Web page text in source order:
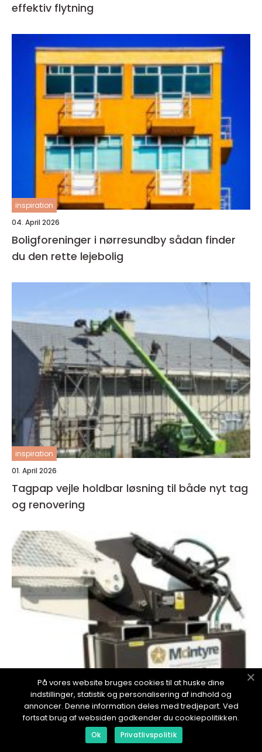
effektiv flytning
inspiration
04. April 2026
Boligforeninger i nørresundby sådan finder
du den rette lejebolig
inspiration
01. April 2026
Tagpap vejle holdbar løsning til både nyt tag
og renovering
08. March 2026
På vores website bruges cookies til at huske dine
indstillinger, statistik og personalisering af indhold og
annoncer. Denne information deles med tredjepart. Ved
fortsat brug af websiden godkender du cookiepolitikken.
Ok Privatlivspolitik